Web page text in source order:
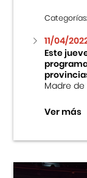
Categorías:
11/04/
Este
Madre de
Ver más